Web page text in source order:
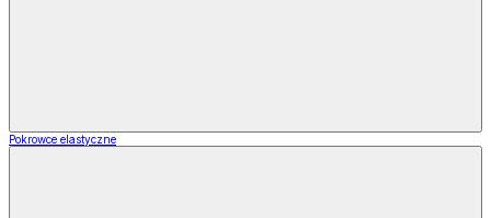
Pokrowce elastyczne